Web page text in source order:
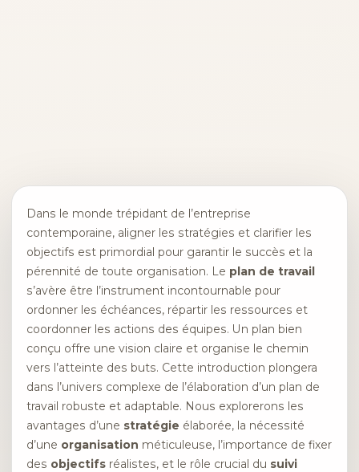
Dans le monde trépidant de l’entreprise
contemporaine, aligner les stratégies et clarifier les
objectifs est primordial pour garantir le succès et la
pérennité de toute organisation. Le plan de travail
s’avère être l’instrument incontournable pour
ordonner les échéances, répartir les ressources et
coordonner les actions des équipes. Un plan bien
conçu offre une vision claire et organise le chemin
vers l’atteinte des buts. Cette introduction plongera
dans l’univers complexe de l’élaboration d’un plan de
travail robuste et adaptable. Nous explorerons les
avantages d’une stratégie élaborée, la nécessité
d’une organisation méticuleuse, l’importance de fixer
des objectifs réalistes, et le rôle crucial du suivi